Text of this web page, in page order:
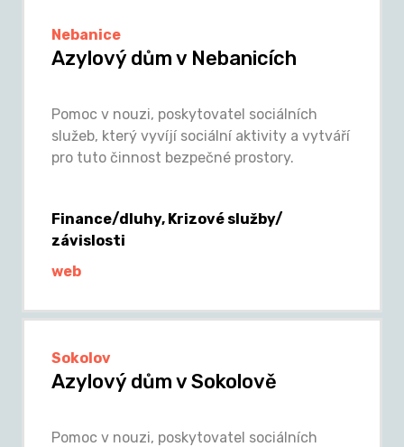
Nebanice
Azylový dům v Nebanicích
Pomoc v nouzi, poskytovatel sociálních
služeb, který vyvíjí sociální aktivity a vytváří
pro tuto činnost bezpečné prostory.
Finance/dluhy, Krizové služby/
závislosti
web
Sokolov
Azylový dům v Sokolově
Pomoc v nouzi, poskytovatel sociálních